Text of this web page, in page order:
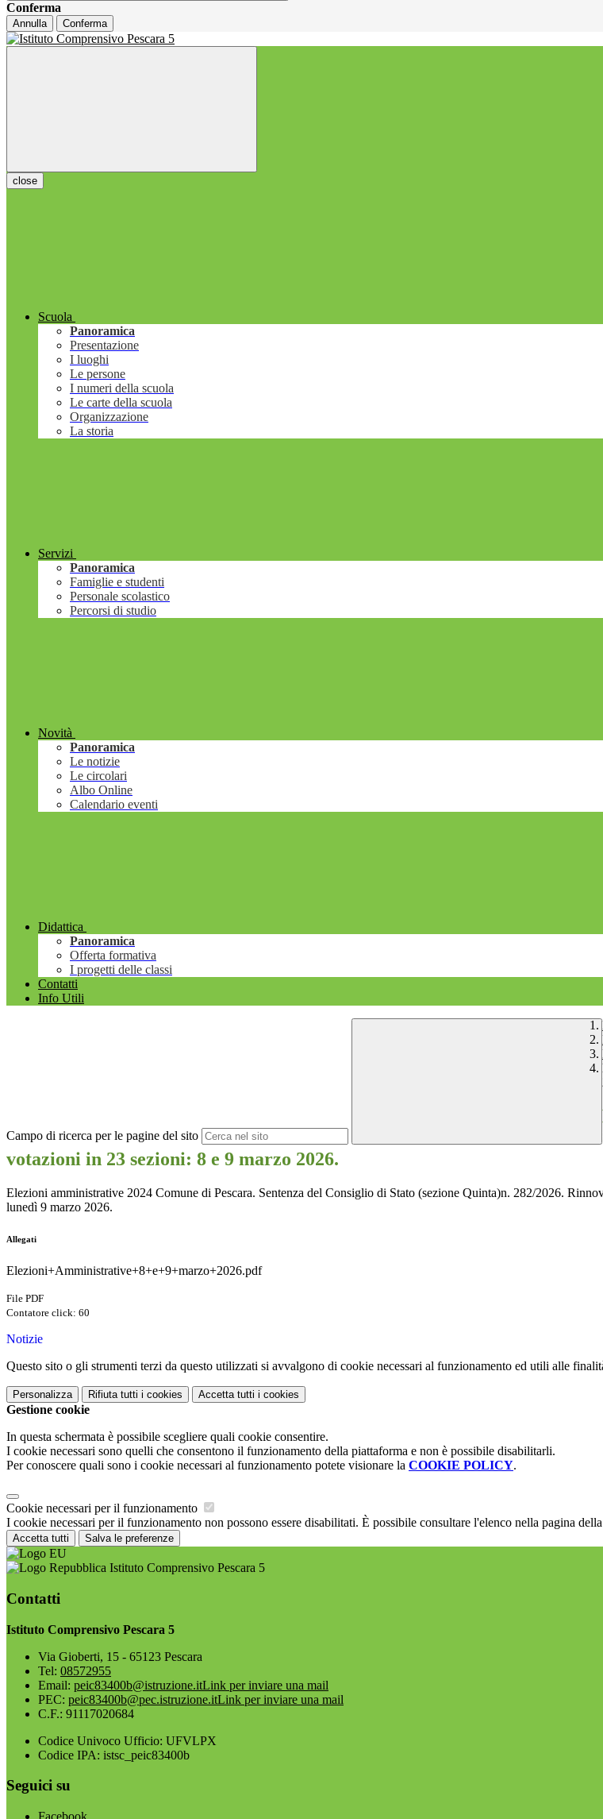
Conferma
Annulla Conferma
close
Scuola
Panoramica
Presentazione
I luoghi
Le persone
I numeri della scuola
Le carte della scuola
Organizzazione
La storia
Servizi
Panoramica
Famiglie e studenti
Personale scolastico
Percorsi di studio
Novità
Panoramica
Le notizie
Le circolari
Albo Online
Calendario eventi
Didattica
Panoramica
Offerta formativa
I progetti delle classi
Contatti
Info Utili
Campo di ricerca per le pagine del sito
votazioni in 23 sezioni: 8 e 9 marzo 2026.
Elezioni amministrative 2024 Comune di Pescara. Sentenza del Consiglio di Stato (sezione Quinta)n. 282/2026.
lunedì 9 marzo 2026.
Allegati
Elezioni+Amministrative+8+e+9+marzo+2026.pdf
File PDF
Contatore click: 60
Notizie
Questo sito o gli strumenti terzi da questo utilizzati si avvalgono di cookie necessari al funzionamento ed utili alle
Personalizza Rifiuta tutti i cookies Accetta tutti i cookies
Gestione cookie
In questa schermata è possibile scegliere quali cookie consentire.
I cookie necessari sono quelli che consentono il funzionamento della piattaforma e non è possibile disabilitarli.
Per conoscere quali sono i cookie necessari al funzionamento potete visionare la COOKIE POLICY.
Cookie necessari per il funzionamento
I cookie necessari per il funzionamento non possono essere disabilitati. È possibile consultare l'elenco nella pagina
Accetta tutti Salva le preferenze
Istituto Comprensivo Pescara 5
Contatti
Istituto Comprensivo Pescara 5
Via Gioberti, 15 - 65123 Pescara
Tel: 08572955
Email: peic83400b@istruzione.itLink per inviare una mail
PEC: peic83400b@pec.istruzione.itLink per inviare una mail
C.F.: 91117020684
Codice Univoco Ufficio: UFVLPX
Codice IPA: istsc_peic83400b
Seguici su
Facebook